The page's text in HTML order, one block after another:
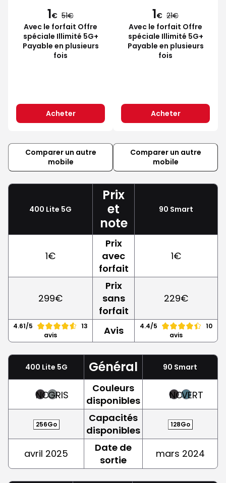
1€ 51
Avec le forfait Offre
spéciale Illimité 5G+
Payable en plusieurs
fois
Acheter
1€ 21
Avec le forfait Offre
spéciale Illimité 5G+
Payable en plusieurs
fois
Acheter
Comparer un autre
mobile
Comparer un autre
mobile
400 Lite 5G
Prix
et
note
90 Smart
1€
Prix
avec
forfait
1€
299€
Prix
sans
forfait
229€
4.61/5
13
avis
Avis 4.4/5
10
avis
400 Lite 5G Général 90 Smart
NOIRGRIS
Couleurs
disponibles
NOIRVERT
256Go
Capacités
disponibles
128Go
avril 2025
Date de
sortie
mars 2024